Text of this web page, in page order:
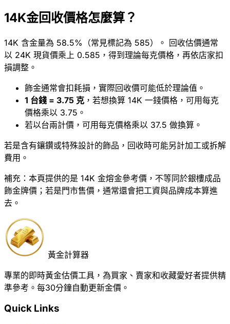
14K金回收價格怎麼算？
14K 含金量為 58.5%（常見標記為 585）。 回收估價通常
以 24K 現貨價乘上 0.585，得到理論每克價格，再依店家扣
損調整。
飾金通常會扣耗損，實際回收價可能低於理論值。
1 台錢 = 3.75 克 ，若想換算 14K 一錢價格，可用每克
價格乘以 3.75。
若以台兩計價，可用每克價格乘以 37.5 做換算。
若是含有鑲鑽或特殊設計的飾品，回收時可能另計加工或拆解
費用。
補充：本頁提供的是 14K 金熔金參考價，不等同於銀樓成品
飾金牌價；若是門市售價，通常還會把工資與品牌成本算進
去。
黃金計算器
專業的即時黃金估價工具，為買家、賣家和收藏愛好者提供精
準參考。每30分鐘自動更新金價。
Quick Links